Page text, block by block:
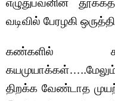
எழுதுபவனின்
வடிவில் பேரழகி
கண்களில்
திறக்க வேண்டாத